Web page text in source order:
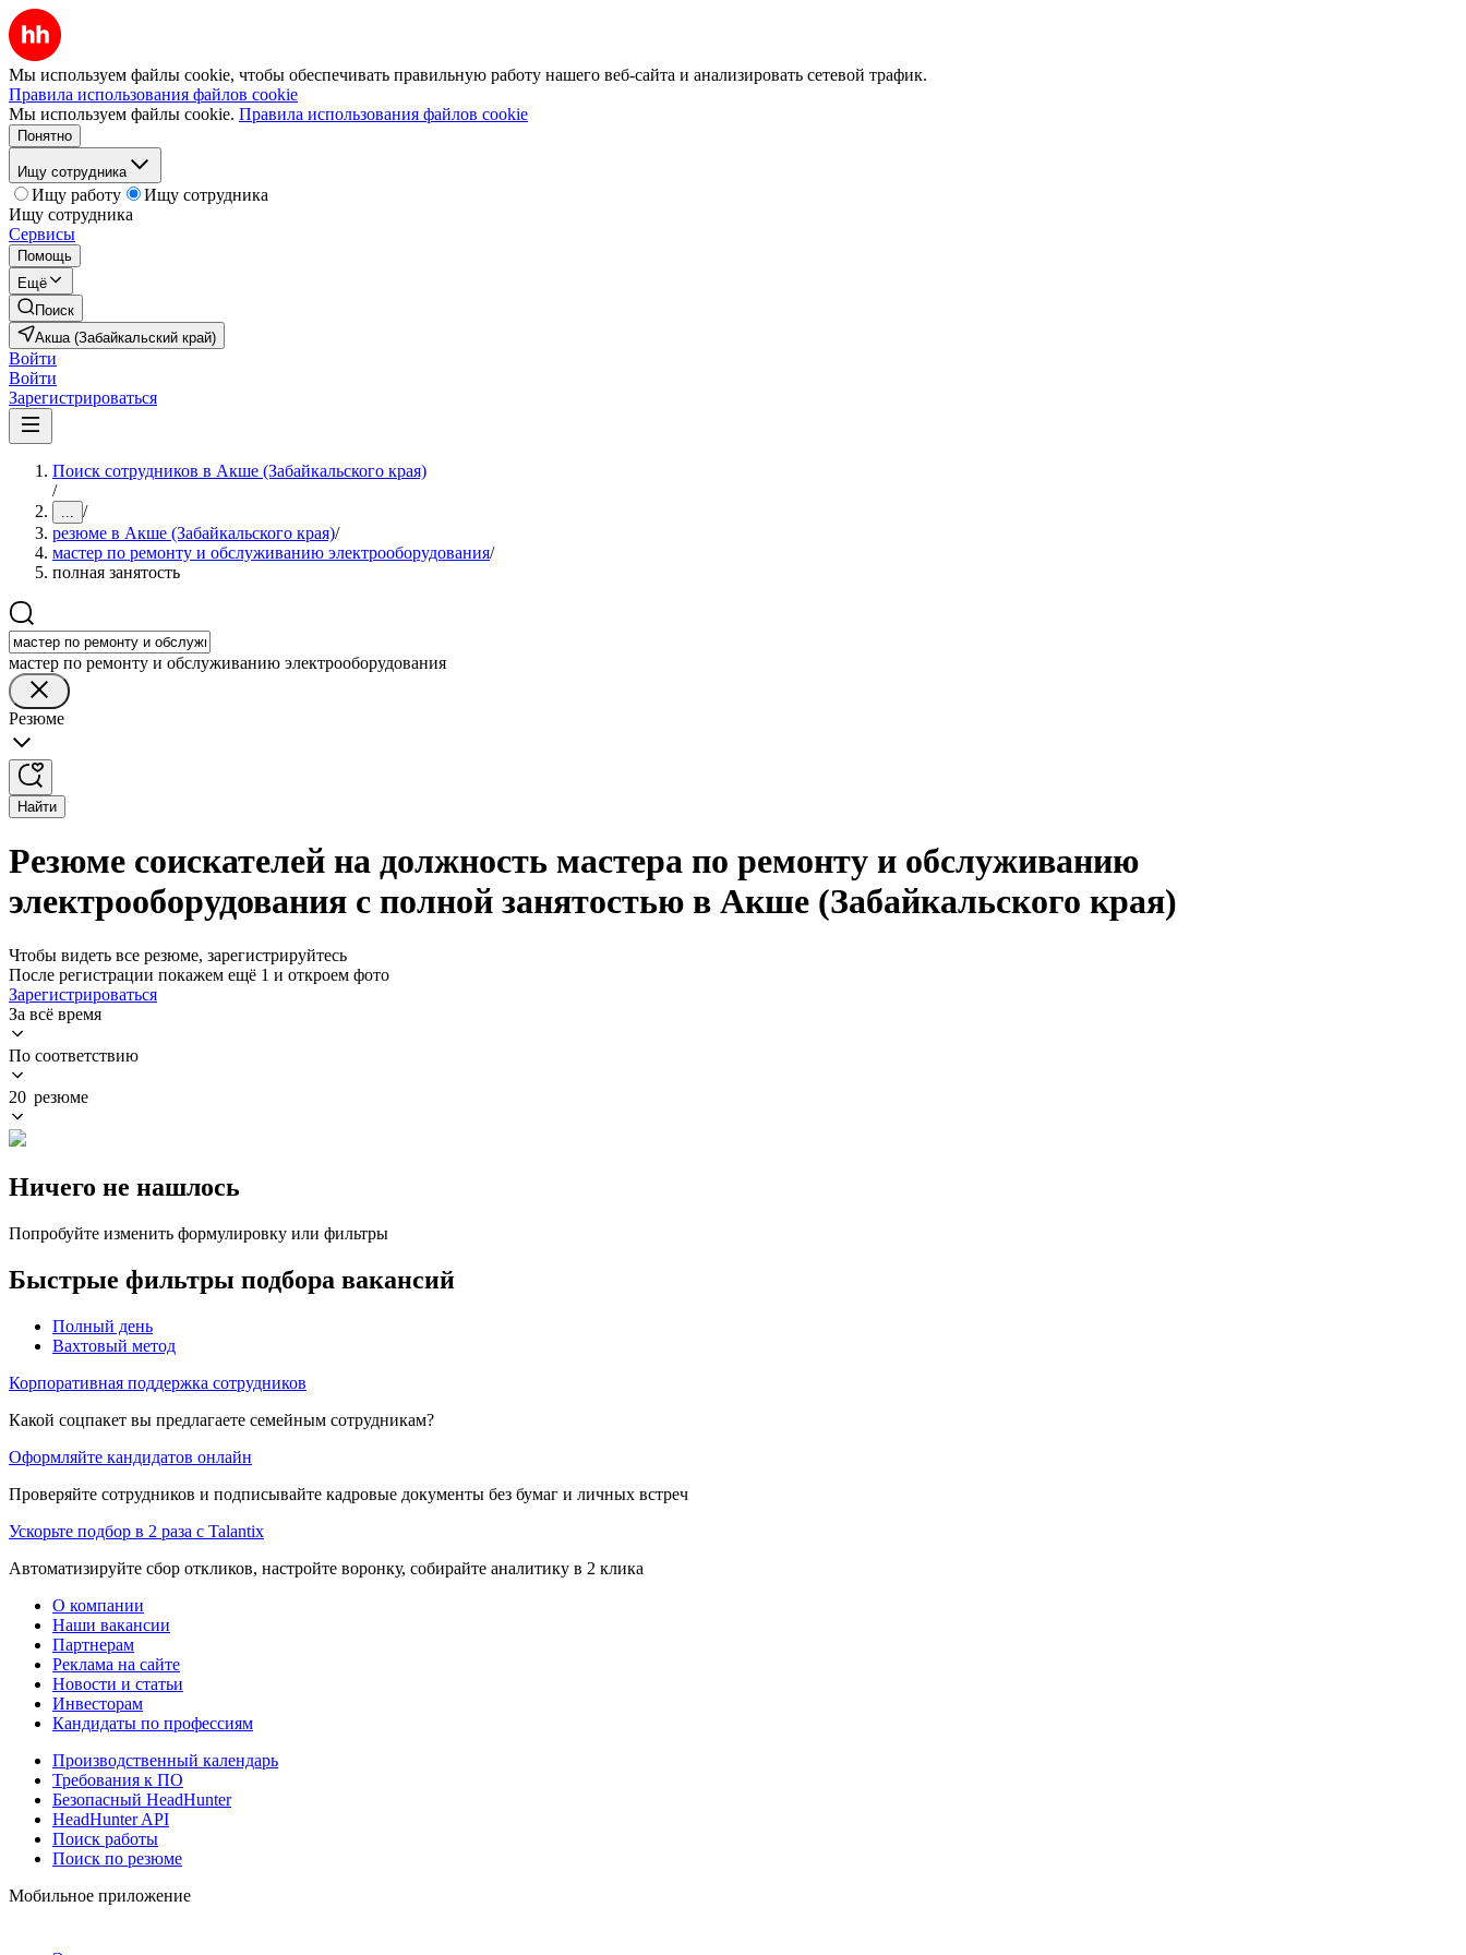
Мы используем файлы cookie, чтобы обеспечивать правильную работу нашего веб-сайта и анализировать сетевой трафик.
Правила использования файлов cookie
Мы используем файлы cookie. Правила использования файлов cookie
Понятно
Ищу сотрудника
Ищу работу
Ищу сотрудника
Ищу сотрудника
Сервисы
Помощь
Ещё
Поиск
Акша (Забайкальский край)
Войти
Войти
Зарегистрироваться
Поиск сотрудников в Акше (Забайкальского края)
/
... /
резюме в Акше (Забайкальского края)/
мастер по ремонту и обслуживанию электрооборудования/
полная занятость
мастер по ремонту и обслуживанию электрооборудования
Резюме
Найти
Резюме соискателей на должность мастера по ремонту и обслуживанию
электрооборудования с полной занятостью в Акше (Забайкальского края)
Чтобы видеть все резюме, зарегистрируйтесь
После регистрации покажем ещё 1 и откроем фото
Зарегистрироваться
За всё время
По соответствию
20 резюме
Ничего не нашлось
Попробуйте изменить формулировку или фильтры
Быстрые фильтры подбора вакансий
Полный день
Вахтовый метод
Корпоративная поддержка сотрудников
Какой соцпакет вы предлагаете семейным сотрудникам?
Оформляйте кандидатов онлайн
Проверяйте сотрудников и подписывайте кадровые документы без бумаг и личных встреч
Ускорьте подбор в 2 раза с Talantix
Автоматизируйте сбор откликов, настройте воронку, собирайте аналитику в 2 клика
О компании
Наши вакансии
Партнерам
Реклама на сайте
Новости и статьи
Инвесторам
Кандидаты по профессиям
Производственный календарь
Требования к ПО
Безопасный HeadHunter
HeadHunter API
Поиск работы
Поиск по резюме
Мобильное приложение